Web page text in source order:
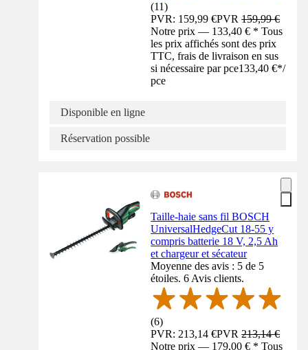
(11)
PVR: 159,99 €PVR159,99 €
Notre prix — 133,40 € * Tous
les prix affichés sont des prix
TTC, frais de livraison en sus
si nécessaire par pce133,40 €*/
pce
Disponible en ligne
Réservation possible
Taille-haie sans fil BOSCH
UniversalHedgeCut 18-55 y
compris batterie 18 V, 2,5 Ah
et chargeur et sécateur
Moyenne des avis : 5 de 5
étoiles. 6 Avis clients.
(6)
PVR: 213,14 €PVR213,14 €
Notre prix — 179,00 € * Tous